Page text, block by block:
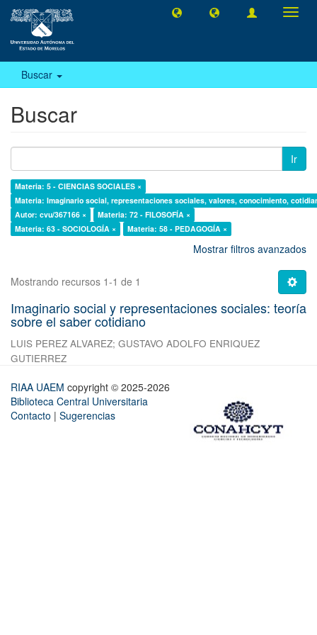
Buscar
Buscar
Ir
Materia: 5 - CIENCIAS SOCIALES ×
Materia: Imaginario social, representaciones sociales, valores, conocimiento,
Autor: cvu/367166 ×
Materia: 72 - FILOSOFÍA ×
Materia: 63 - SOCIOLOGÍA ×
Materia: 58 - PEDAGOGÍA ×
Mostrar filtros avanzados
Mostrando recursos 1-1 de 1
Imaginario social y representaciones sociales: teoría
sobre el saber cotidiano
LUIS PEREZ ALVAREZ; GUSTAVO ADOLFO ENRIQUEZ
GUTIERREZ
RIAA UAEM copyright © 2025-2026
Biblioteca Central Universitaria
Contacto | Sugerencias